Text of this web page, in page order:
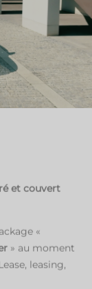
et couvert
«
» au moment
leasing,